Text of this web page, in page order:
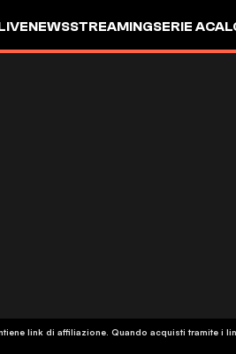
NEWSSTREAMINGSERIE A
link di affiliazione. Quando acquisti tramite i